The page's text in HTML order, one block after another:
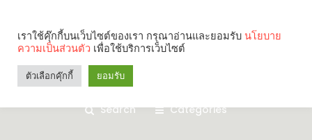
Search Categories
เราใช้คุ๊กกี้บนเว็บไซต์ของเรา กรุณาอ่านและยอมรับ นโยบาย
ความเป็นส่วนตัว เพื่อใช้บริการเว็บไซต์
ตัวเลือกคุ๊กกี้ ยอมรับ